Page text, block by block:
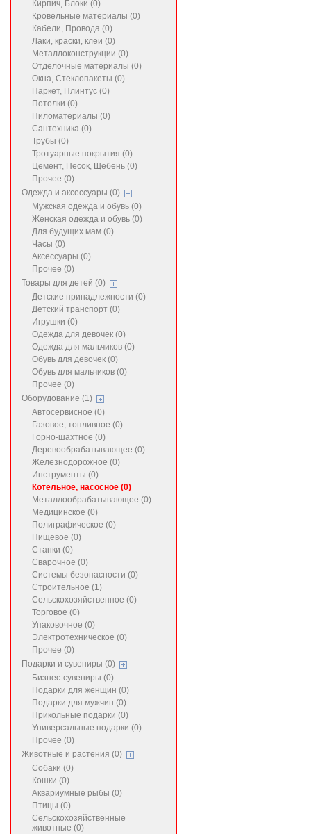
Кирпич, Блоки (0)
Кровельные материалы (0)
Кабели, Провода (0)
Лаки, краски, клеи (0)
Металлоконструкции (0)
Отделочные материалы (0)
Окна, Стеклопакеты (0)
Паркет, Плинтус (0)
Потолки (0)
Пиломатериалы (0)
Сантехника (0)
Трубы (0)
Тротуарные покрытия (0)
Цемент, Песок, Щебень (0)
Прочее (0)
Одежда и аксессуары (0)
Мужская одежда и обувь (0)
Женская одежда и обувь (0)
Для будущих мам (0)
Часы (0)
Аксессуары (0)
Прочее (0)
Товары для детей (0)
Детские принадлежности (0)
Детский транспорт (0)
Игрушки (0)
Одежда для девочек (0)
Одежда для мальчиков (0)
Обувь для девочек (0)
Обувь для мальчиков (0)
Прочее (0)
Оборудование (1)
Автосервисное (0)
Газовое, топливное (0)
Горно-шахтное (0)
Деревообрабатывающее (0)
Железнодорожное (0)
Инструменты (0)
Котельное, насосное (0)
Металлообрабатывающее (0)
Медицинское (0)
Полиграфическое (0)
Пищевое (0)
Станки (0)
Сварочное (0)
Системы безопасности (0)
Строительное (1)
Сельскохозяйственное (0)
Торговое (0)
Упаковочное (0)
Электротехническое (0)
Прочее (0)
Подарки и сувениры (0)
Бизнес-сувениры (0)
Подарки для женщин (0)
Подарки для мужчин (0)
Прикольные подарки (0)
Универсальные подарки (0)
Прочее (0)
Животные и растения (0)
Собаки (0)
Кошки (0)
Аквариумные рыбы (0)
Птицы (0)
Сельскохозяйственные
животные (0)